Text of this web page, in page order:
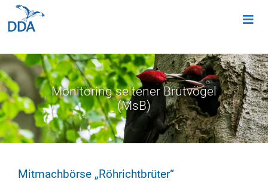
Monitoring seltener Brutvögel
(MsB)
Mitmachbörse „Röhrichtbrüter“